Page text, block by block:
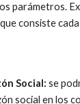
parámetros.
consiste
Social: se
social en los